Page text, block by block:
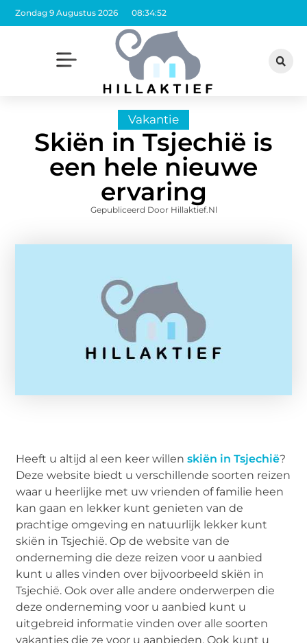
Zondag 9 Augustus 2026 08:34:53
Vakantie
Skiën in Tsjechië is
een hele nieuwe
ervaring
Gepubliceerd Door Hillaktief.nl
Heeft u altijd al een keer willen skiën in Tsjechië?
Deze website biedt u verschillende soorten reizen
waar u heerlijke met uw vrienden of familie heen
kan gaan en lekker kunt genieten van de
prachtige omgeving en natuurlijk lekker kunt
skiën in Tsjechië. Op de website van de
onderneming die deze reizen voor u aanbied
kunt u alles vinden over bijvoorbeeld skiën in
Tsjechië. Ook over alle andere onderwerpen die
deze onderneming voor u aanbied kunt u
uitgebreid informatie vinden over alle soorten
vakanties die ze voor u aanbieden. Ook kunt u